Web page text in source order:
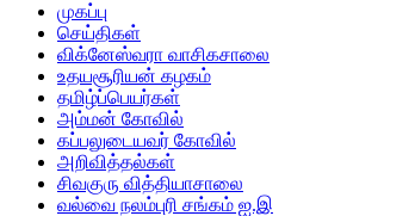
முகப்பு
செய்திகள்
விக்னேஸ்வரா வாசிகசாலை
உதயசூரியன் கழகம்
தமிழ்ப்பெயர்கள்
அம்மன் கோவில்
கப்பலுடையவர் கோவில்
அறிவித்தல்கள்
சிவகுரு வித்தியாசாலை
வல்வை நலம்புரி சங்கம் ஐ.இ